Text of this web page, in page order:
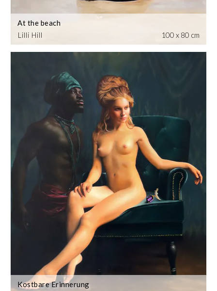
Lilli Hill
At the beach
100 x 80 cm
Kostbare Erinnerung